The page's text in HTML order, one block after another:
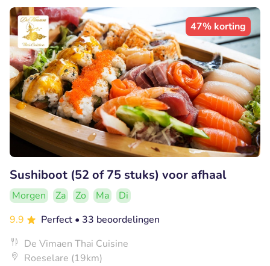
47% korting
Sushiboot (52 of 75 stuks) voor afhaal
Morgen Za Zo Ma
Di
9.9
Perfect • 33 beoordelingen
De Vimaen Thai Cuisine
Roeselare (19km)